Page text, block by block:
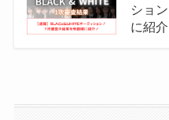
ショ
に紹介